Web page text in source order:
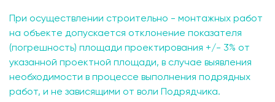
При осуществлении строительно - монтажных работ
на объекте допускается отклонение показателя
(погрешность) площади проектирования +/- 3% от
указанной проектной площади, в случае выявления
необходимости в процессе выполнения подрядных
работ, и не зависящими от воли Подрядчика.